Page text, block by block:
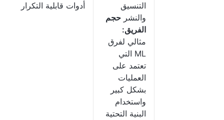
التنسيق
والنشر حجم
الفريق:
مثالي لفرق
ML التي
تعتمد على
العمليات
بشكل كبير
واستخدام
البنية التحتية
أدوات قابلية التكرار